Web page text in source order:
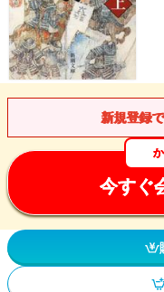
新規登録で
今すぐ